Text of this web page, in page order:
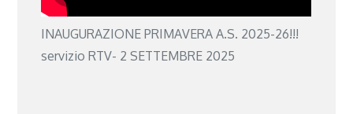
INAUGURAZIONE PRIMAVERA A.S. 2025-26!!!
servizio RTV- 2 SETTEMBRE 2025